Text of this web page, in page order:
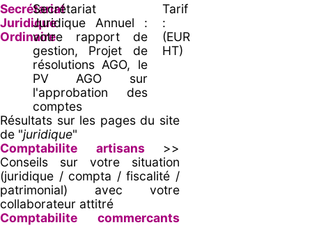
Secrétariat
Juridique
Ordinaire
Secrétariat
Juridique Annuel :
votre rapport de
gestion, Projet de
résolutions AGO, le
PV AGO sur
l'approbation des
comptes
Tarif
:
(EUR
HT)
Résultats sur les pages du site
de "juridique"
Comptabilite artisans >>
Conseils sur votre situation
(juridique / compta / fiscalité /
patrimonial) avec votre
collaborateur attitré
Comptabilite commercants